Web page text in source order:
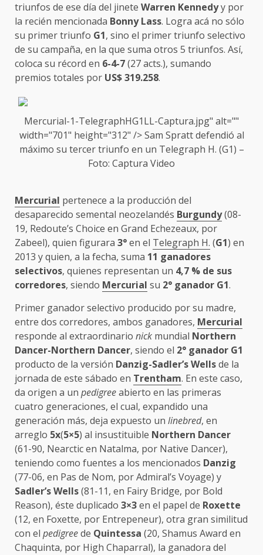
triunfos de ese día del jinete Warren Kennedyy por
la recién mencionada Bonny Lass. Logra acá no sólo
su primer triunfo G1, sino el primer triunfo selectivo
de su campaña, en la que suma otros 5 triunfos. Así,
coloca su récord en 6-4-7(27 acts.), sumando
premios totales por US$ 319.258.
Mercurial-1-TelegraphHG1LL-Captura.jpg" alt=""
width="701" height="312" />Sam Sprattdefendió al
máximo su tercer triunfo en un Telegraph H. (G1) –
Foto: Captura Video
Mercurial pertenece a la producción del
desaparecido semental neozelandés Burgundy(08-
19, Redoute’s Choice en Grand Echezeaux, por
Zabeel), quien figurara 3°en el Telegraph H. (G1) en
2013 y quien, a la fecha, suma 11 ganadores
selectivos, quienes representan un 4,7 % de sus
corredores, siendo Mercurial su 2° ganador G1.
Primer ganador selectivo producido por su madre,
entre dos corredores, ambos ganadores, Mercurial
responde al extraordinario nick mundial Northern
Dancer-Northern Dancer, siendo el 2° ganador G1
producto de la versión Danzig-Sadler’s Wellsde la
jornada de este sábado en Trentham. En este caso,
da origen a un pedigreeabierto en las primeras
cuatro generaciones, el cual, expandido una
generación más, deja expuesto un linebred, en
arreglo 5x(5×5) al insustituible Northern Dancer
(61-90, Nearctic en Natalma, por Native Dancer),
teniendo como fuentes a los mencionados Danzig
(77-06, en Pas de Nom, por Admiral’s Voyage) y
Sadler’s Wells(81-11, en Fairy Bridge, por Bold
Reason), éste duplicado 3×3en el papel de Roxette
(12, en Foxette, por Entrepeneur), otra gran similitud
con el pedigreede Quintessa (20, Shamus Award en
Chaquinta, por High Chaparral), la ganadora del